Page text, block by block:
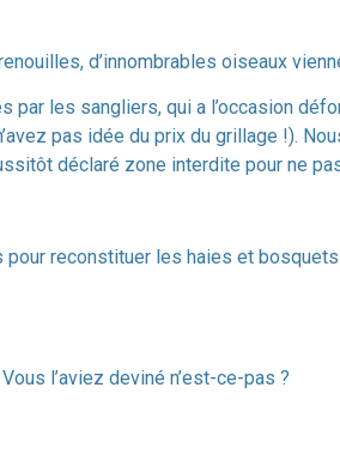
d’innombrables oiseaux
par les sangliers, qui a l’occasion
pas idée du prix du grillage !).
déclaré zone interdite pour ne
pour reconstituer les haies et
l’aviez deviné n’est-ce-pas ?